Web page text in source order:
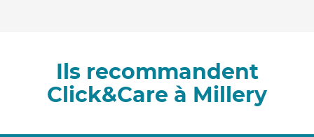
Ils recommandent
Click&Care à Millery